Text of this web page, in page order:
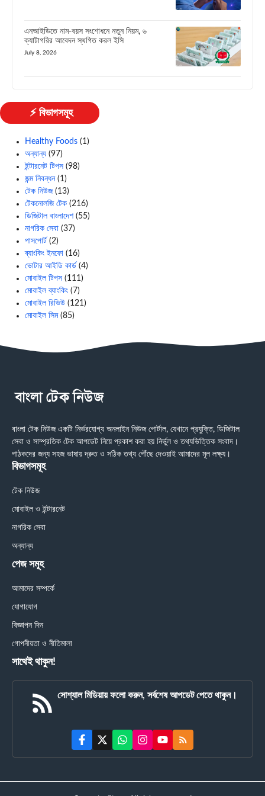
এনআইডিতে নাম-বয়স সংশোধনে নতুন নিয়ম, ৬
ক্যাটাগরির আবেদন স্থগিত করল ইসি
July 8, 2026
⚡ বিভাগসমূহ
Healthy Foods (1)
অন্যান্য (97)
ইন্টারনেট টিপস (98)
জন্ম নিবন্ধন(1)
টেক নিউজ(13)
টেকনোলজি টেক (216)
ডিজিটাল বাংলাদেশ(55)
নাগরিক সেবা (37)
পাসপোর্ট (2)
ব্যাংকিং ইনফো (16)
ভোটার আইডি কার্ড (4)
মোবাইল টিপস (111)
মোবাইল ব্যাংকিং (7)
মোবাইল রিভিউ (121)
মোবাইল সিম(85)
বাংলা টেক নিউজ একটি নির্ভরযোগ্য অনলাইন নিউজ পোর্টাল, যেখানে প্রযুক্তি, ডিজিটাল
সেবা ও সাম্প্রতিক টেক আপডেট নিয়ে প্রকাশ করা হয় নির্ভুল ও তথ্যভিত্তিক সংবাদ।
পাঠকদের জন্য সহজ ভাষায় দ্রুত ও সঠিক তথ্য পৌঁছে দেওয়াই আমাদের মূল লক্ষ্য।
বিভাগসমূহ
টেক নিউজ
মোবাইল ও ইন্টারনেট
নাগরিক সেবা
অন্যান্য
পেজ সমূহ
আমাদের সম্পর্কে
যোগাযোগ
বিজ্ঞাপন দিন
গোপনীয়তা ও নীতিমালা
সাথেই থাকুন!
সোশ্যাল মিডিয়ায় ফলো করুন, সর্বশেষ আপডেট পেতে থাকুন।